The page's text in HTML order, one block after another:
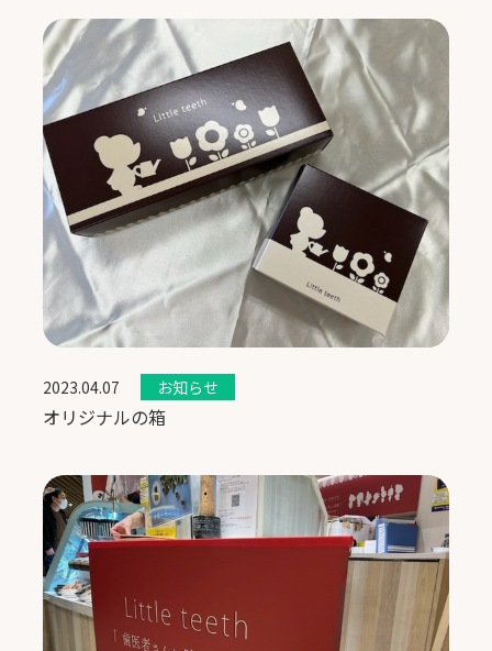
2023.04.07 お知らせ
オリジナルの箱